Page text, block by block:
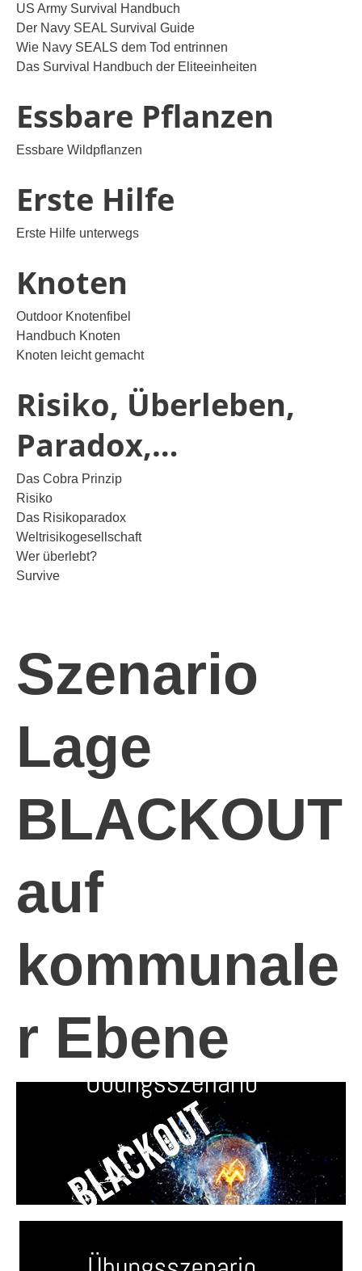
US Army Survival Handbuch
Der Navy SEAL Survival Guide
Wie Navy SEALS dem Tod entrinnen
Das Survival Handbuch der Eliteeinheiten
Essbare Pflanzen
Essbare Wildpflanzen
Erste Hilfe
Erste Hilfe unterwegs
Knoten
Outdoor Knotenfibel
Handbuch Knoten
Knoten leicht gemacht
Risiko, Überleben,
Paradox,…
Das Cobra Prinzip
Risiko
Das Risikoparadox
Weltrisikogesellschaft
Wer überlebt?
Survive
Szenario
Lage
BLACKOUT
auf
kommunale
r Ebene